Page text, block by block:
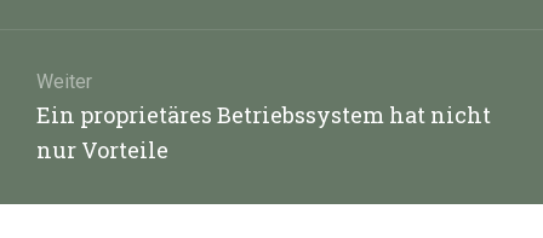
Weiter
Nächster
Beitrag:
Ein proprietäres Betriebssystem hat nicht
nur Vorteile